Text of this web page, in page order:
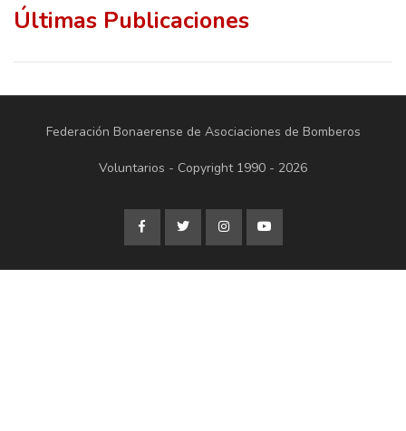
Últimas Publicaciones
Federación Bonaerense de Asociaciones de Bomberos
Voluntarios - Copyright 1990 - 2026